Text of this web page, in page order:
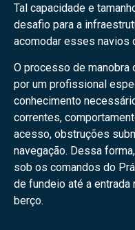
Tal capacidade e
desafio para a
acomodar esses navios
O processo de manobra
por um profissional
conhecimento
correntes,
acesso, obstruções
navegação. Dessa
sob os comandos do
de fundeio até a entrada
berço.